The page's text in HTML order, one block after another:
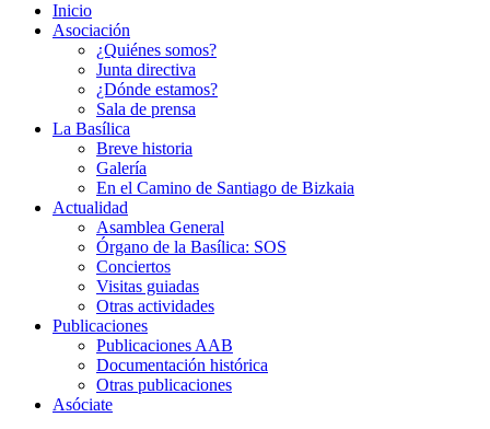
Inicio
Asociación
¿Quiénes somos?
Junta directiva
¿Dónde estamos?
Sala de prensa
La Basílica
Breve historia
Galería
En el Camino de Santiago de Bizkaia
Actualidad
Asamblea General
Órgano de la Basílica: SOS
Conciertos
Visitas guiadas
Otras actividades
Publicaciones
Publicaciones AAB
Documentación histórica
Otras publicaciones
Asóciate